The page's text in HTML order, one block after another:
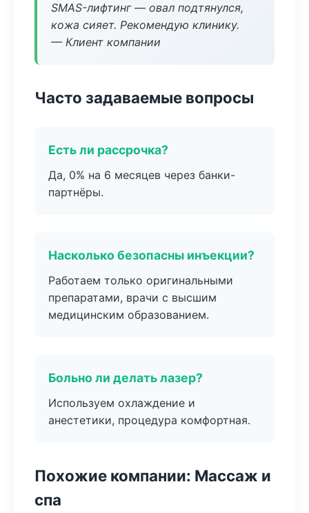
SMAS-лифтинг — овал подтянулся,
кожа сияет. Рекомендую клинику.
— Клиент компании
Часто задаваемые вопросы
Есть ли рассрочка?
Да, 0% на 6 месяцев через банки-
партнёры.
Насколько безопасны инъекции?
Работаем только оригинальными
препаратами, врачи с высшим
медицинским образованием.
Больно ли делать лазер?
Используем охлаждение и
анестетики, процедура комфортная.
Похожие компании: Массаж и
спа